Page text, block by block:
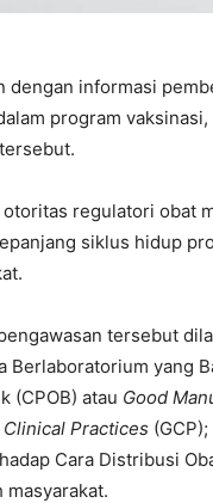
dengan informasi
program
regulatori obat
siklus hidup
tersebut
Berlaboratorium yang
(CPOB) atau Good
Clinical Practices
Cara Distribusi
masyarakat.